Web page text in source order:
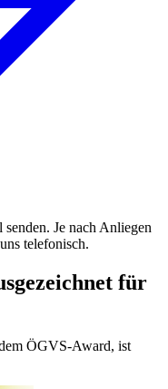
Je nach Anliegen
telefonisch.
für
ÖGVS-Award, ist